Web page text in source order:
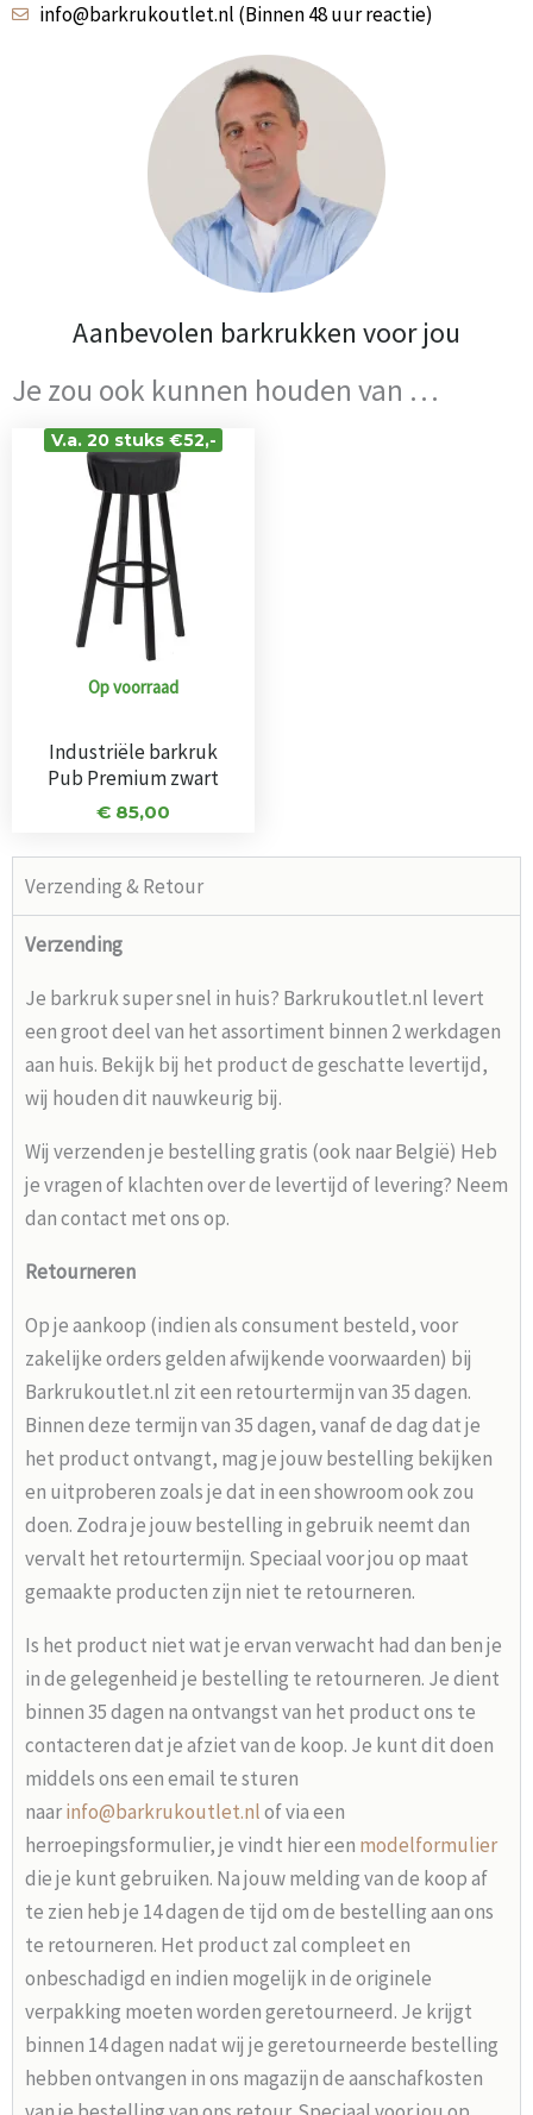
info@barkrukoutlet.nl (Binnen 48 uur reactie)
Aanbevolen barkrukken voor jou
Je zou ook kunnen houden van …
V.a. 20 stuks €52,-
Op voorraad
Industriële barkruk
Pub Premium zwart
€ 85,00
Verzending & Retour
Verzending
Je barkruk super snel in huis? Barkrukoutlet.nl levert
een groot deel van het assortiment binnen 2 werkdagen
aan huis. Bekijk bij het product de geschatte levertijd,
wij houden dit nauwkeurig bij.
Wij verzenden je bestelling gratis (ook naar België) Heb
je vragen of klachten over de levertijd of levering? Neem
dan contact met ons op.
Retourneren
Op je aankoop (indien als consument besteld, voor
zakelijke orders gelden afwijkende voorwaarden) bij
Barkrukoutlet.nl zit een retourtermijn van 35 dagen.
Binnen deze termijn van 35 dagen, vanaf de dag dat je
het product ontvangt, mag je jouw bestelling bekijken
en uitproberen zoals je dat in een showroom ook zou
doen. Zodra je jouw bestelling in gebruik neemt dan
vervalt het retourtermijn. Speciaal voor jou op maat
gemaakte producten zijn niet te retourneren.
Is het product niet wat je ervan verwacht had dan ben je
in de gelegenheid je bestelling te retourneren. Je dient
binnen 35 dagen na ontvangst van het product ons te
contacteren dat je afziet van de koop. Je kunt dit doen
middels ons een email te sturen
naarinfo@barkrukoutlet.nlof via een
herroepingsformulier, je vindt hier een modelformulier
die je kunt gebruiken. Na jouw melding van de koop af
te zien heb je 14 dagen de tijd om de bestelling aan ons
te retourneren. Het product zal compleet en
onbeschadigd en indien mogelijk in de originele
verpakking moeten worden geretourneerd. Je krijgt
binnen 14 dagen nadat wij je geretourneerde bestelling
hebben ontvangen in ons magazijn de aanschafkosten